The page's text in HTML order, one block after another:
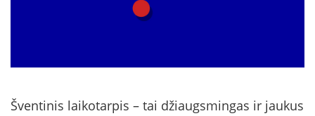
Šventinis laikotarpis – tai džiaugsmingas ir jaukus